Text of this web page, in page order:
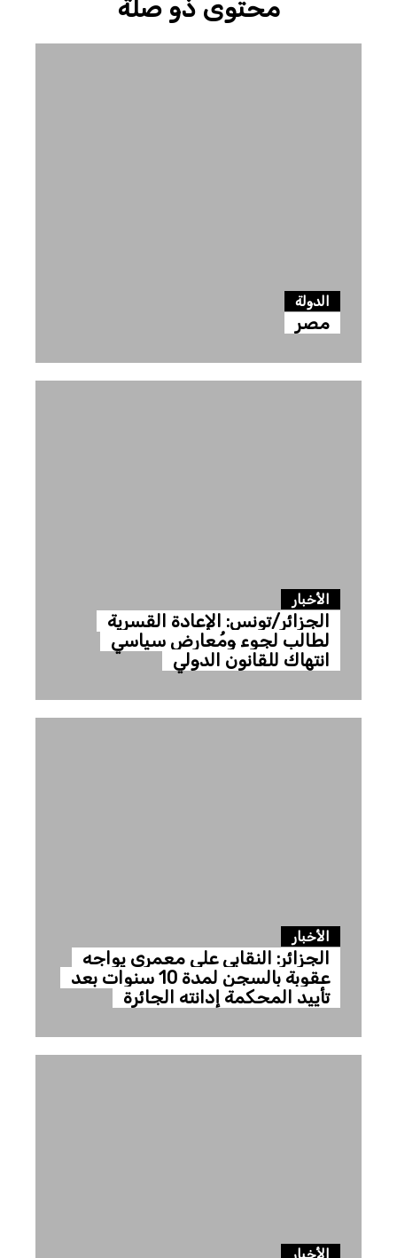
محتوى ذو صلة
الدولة
مصر
الأخبار
الجزائر/تونس: الإعادة القسرية
لطالب لجوء ومُعارِض سياسي
انتهاك للقانون الدولي
الأخبار
الجزائر: النقابي علي معمري يواجه
عقوبة بالسجن لمدة 10 سنوات بعد
تأييد المحكمة إدانته الجائرة
الأخبار